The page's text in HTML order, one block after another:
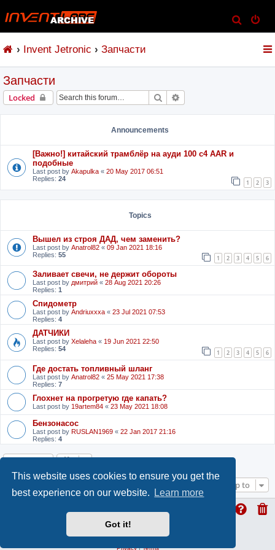
This website uses cookies to ensure you get the
best experience on our website.
Learn more
Got it!
e
Invent Jetronic Запчасти
Запчасти
Locked Search
Announcements
[Важно!] китайский трамблёр на ауди 100 с4 AAR и
подобные
Last post by Akapulka « 20 May 2017 06:51
Replies: 24 1 2 3
Topics
Вышел из строя ДАД, чем заменить?
Last post by Anatrol82 « 09 Jan 2021 18:16
Replies: 55 1 2 3 4 5 6
Заливает свечи, не держит обороты
Last post by дмитрий « 28 Aug 2021 20:26
Replies: 1
Спидометр
Last post by Andriuxxxa « 23 Jul 2021 07:53
Replies: 4
ДАТЧИКИ
Last post by Xelaleha « 19 Jun 2021 22:50
Replies: 54 1 2 3 4 5 6
Где достать топливный шланг
Last post by Anatrol82 « 25 May 2021 17:38
Replies: 7
Глохнет на прогретую где капать?
Last post by 19artem84 « 23 May 2021 18:08
Бензонасос
Last post by RUSLAN1969 « 22 Jan 2017 21:16
Replies: 4
Locked
Jump to
Privacy|Terms